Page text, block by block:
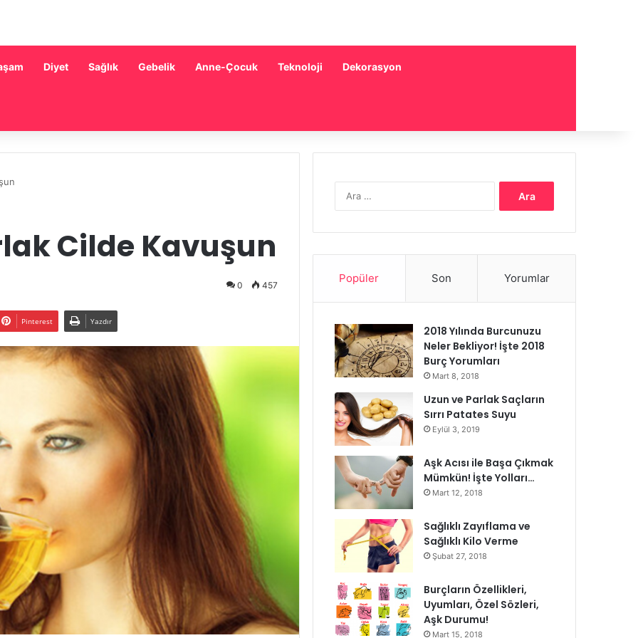
Diyet Sağlık Gebelik Anne-Çocuk Teknoloji Dekorasyon
Cilde Kavuşun
0 457
Pinterest Yazdır
Popüler Son Yorumlar
2018 Yılında Burcunuzu
Neler Bekliyor! İşte 2018
Burç Yorumları
Mart 8, 2018
Uzun ve Parlak Saçların
Sırrı Patates Suyu
Eylül 3, 2019
Aşk Acısı ile Başa Çıkmak
Mümkün! İşte Yolları…
Mart 12, 2018
Sağlıklı Zayıflama ve
Sağlıklı Kilo Verme
Şubat 27, 2018
Burçların Özellikleri,
Uyumları, Özel Sözleri,
Aşk Durumu!
Mart 15, 2018